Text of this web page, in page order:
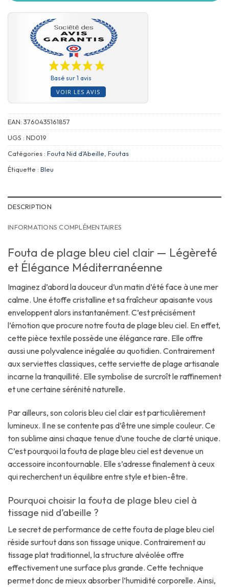
Basé sur 1 avis
VOIR LES AVIS
EAN: 3760435161857
UGS : ND019
Catégories : Fouta Nid d'Abeille Foutas
Étiquette : Bleu
DESCRIPTION
INFORMATIONS COMPLÉMENTAIRES
Fouta de plage bleu ciel clair — Légèreté
et Élégance Méditerranéenne
Imaginez d’abord la douceur d’un matin d’été face à une mer
calme. Une étoffe cristalline et sa fraîcheur apaisante vous
enveloppent alors instantanément. C’est précisément
l’émotion que procure notre fouta de plage bleu ciel. En effet,
cette pièce textile possède une élégance rare. Elle offre
aussi une polyvalence inégalée au quotidien. Contrairement
aux serviettes classiques, cette serviette de plage artisanale
incarne la tranquillité. Elle symbolise de surcroît le raffinement
et une certaine sérénité naturelle.
Par ailleurs, son coloris bleu ciel clair est particulièrement
lumineux. Il ne se contente pas d’être une simple couleur. Ce
ton sublime ainsi chaque tenue d’une touche de clarté unique.
C’est pourquoi la fouta de plage bleu ciel est devenue un
accessoire incontournable. Elle s’adresse finalement à ceux
qui recherchent un équilibre entre style et bien-être.
Pourquoi choisir la fouta de plage bleu ciel à
tissage nid d’abeille ?
Le secret de performance de cette fouta de plage bleu ciel
réside surtout dans son tissage unique. Contrairement au
tissage plat traditionnel, la structure alvéolée offre
effectivement une surface plus grande. Cette technique
permet donc de mieux absorber l’humidité corporelle. Ainsi,